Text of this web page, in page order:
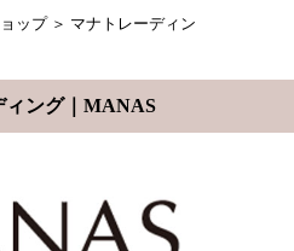
ップ＞ マナトレーディン
ィング｜MANAS